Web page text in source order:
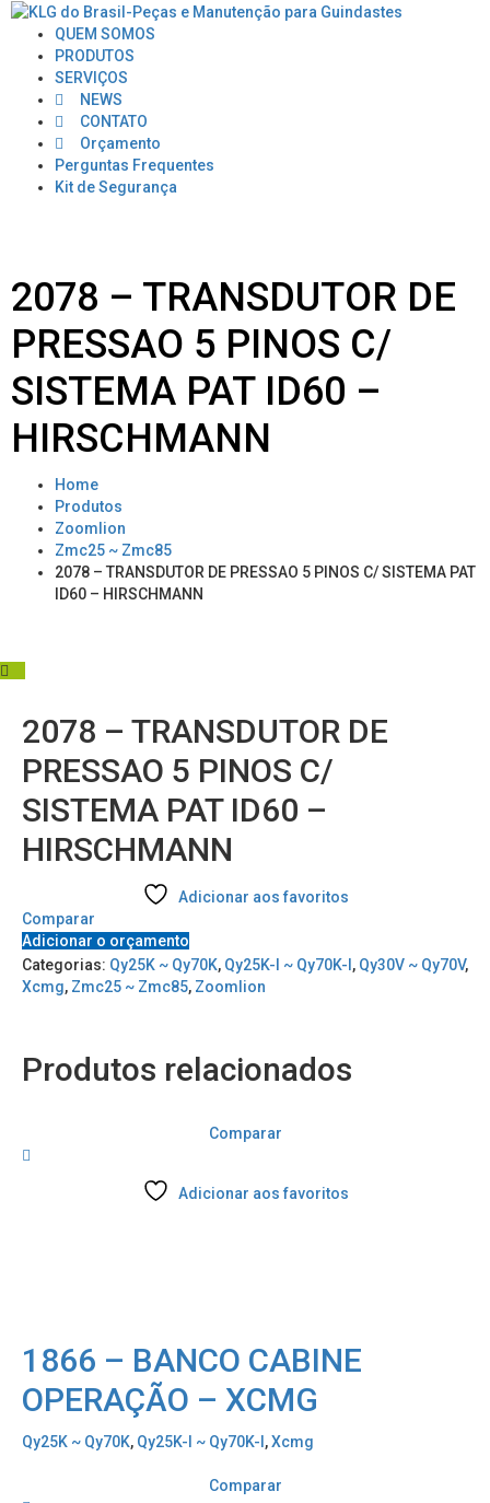
QUEM SOMOS
PRODUTOS
SERVIÇOS
NEWS
CONTATO
Orçamento
Perguntas Frequentes
Kit de Segurança
2078 – TRANSDUTOR DE
PRESSAO 5 PINOS C/
SISTEMA PAT ID60 –
HIRSCHMANN
Home
Produtos
Zoomlion
Zmc25 ~ Zmc85
2078 – TRANSDUTOR DE PRESSAO 5 PINOS C/ SISTEMA PAT
ID60 – HIRSCHMANN
2078 – TRANSDUTOR DE
PRESSAO 5 PINOS C/
SISTEMA PAT ID60 –
HIRSCHMANN
Adicionar aos favoritos
Comparar
Adicionar o orçamento
Categorias: Qy25K ~ Qy70K, Qy25K-I ~ Qy70K-I, Qy30V ~ Qy70V,
Xcmg, Zmc25 ~ Zmc85, Zoomlion
Produtos relacionados
Comparar
Adicionar aos favoritos
1866 – BANCO CABINE
OPERAÇÃO – XCMG
Qy25K ~ Qy70K, Qy25K-I ~ Qy70K-I,Xcmg
Comparar